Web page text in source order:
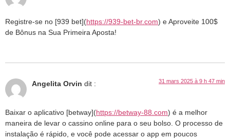
Registre-se no [939 bet](https://939-bet-br.com) e Aproveite 100$
de Bônus na Sua Primeira Aposta!
Angelita Orvin dit : 31 mars 2025 à 9 h 47 min
Baixar o aplicativo [betway](https://betway-88.com) é a melhor
maneira de levar o cassino online para o seu bolso. O processo de
instalação é rápido, e você pode acessar o app em poucos